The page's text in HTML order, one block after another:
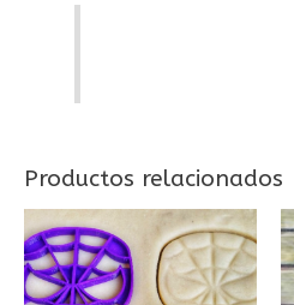
Productos relacionados